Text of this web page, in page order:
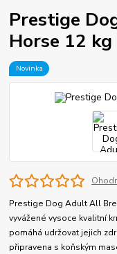
Prestige
Horse 12 kg
Novinka
Prestige Dog Adult All
vyvážené vysoce kvalitní
pomáhá udržovat jejich
připravena s koňským